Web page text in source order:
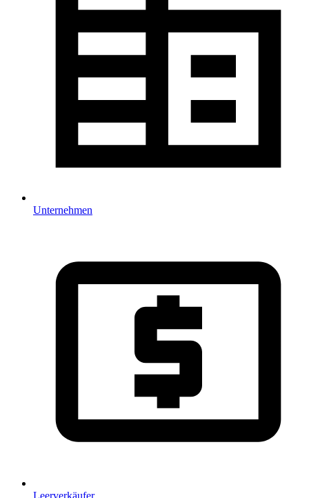
Unternehmen
Leerverkäufer